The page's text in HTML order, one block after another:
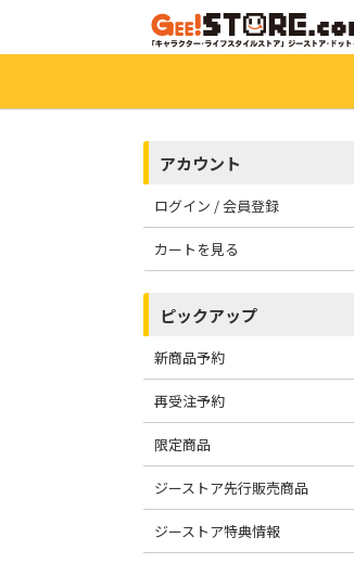
アカウント
ログイン / 会員登録
カートを見る
ピックアップ
新商品予約
再受注予約
限定商品
ジーストア先行販売商品
ジーストア特典情報